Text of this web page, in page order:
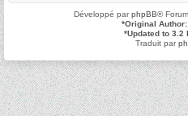
Développé parphpBB®
*Original Author:
*Updated to 3.2
Traduit par